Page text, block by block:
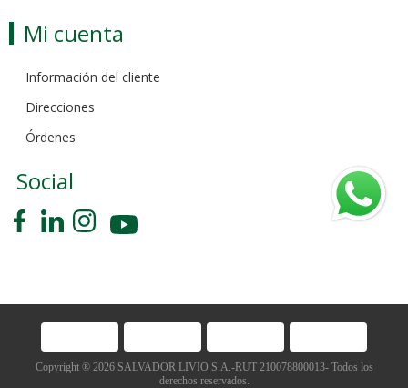
Mi cuenta
Información del cliente
Direcciones
Órdenes
Social
Copyright ® 2026 SALVADOR LIVIO S.A.-RUT 210078800013- Todos los
derechos reservados.